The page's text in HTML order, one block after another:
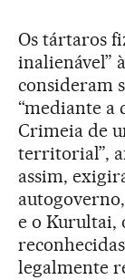
Os tártaros
inalienável”
consideram
“mediante a
Crimeia de
territorial”,
assim,
e o Kurultai,
legalmente